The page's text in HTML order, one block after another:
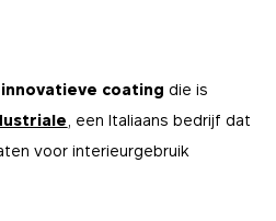
coating die is
, een Italiaans bedrijf dat
voor interieurgebruik